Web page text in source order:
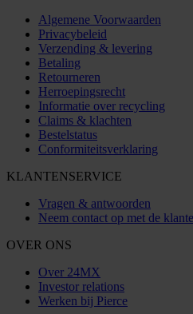
Algemene Voorwaarden
Privacybeleid
Verzending & levering
Betaling
Retourneren
Herroepingsrecht
Informatie over recycling
Claims & klachten
Bestelstatus
Conformiteitsverklaring
KLANTENSERVICE
Vragen & antwoorden
Neem contact op met de
OVER ONS
Over 24MX
Investor relations
Werken bij Pierce